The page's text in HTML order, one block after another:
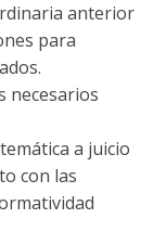
anterior
para
necesarios
a juicio
con las